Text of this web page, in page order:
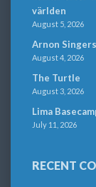
världen
August 5, 2026
Arnon
August 4, 2026
The Turtle
August 3, 2026
Lima
July 11, 2026
RECENT